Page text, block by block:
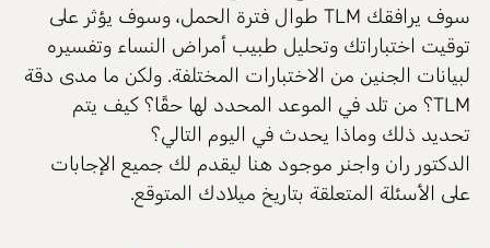
سوف يرافقك TLM طوال فترة الحمل، وسوف يؤثر على
توقيت اختباراتك وتحليل طبيب أمراض النساء وتفسيره
لبيانات الجنين من الاختبارات المختلفة. ولكن ما مدى دقة
TLM؟ من تلد في الموعد المحدد لها حقًا؟ كيف يتم
تحديد ذلك وماذا يحدث في اليوم التالي؟
الدكتور ران واجنر موجود هنا ليقدم لك جميع الإجابات
على الأسئلة المتعلقة بتاريخ ميلادك المتوقع.